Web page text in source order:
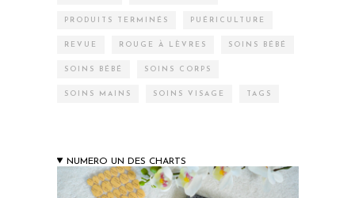
PRODUITS TERMINÉS PUÉRICULTURE
REVUE ROUGE À LÈVRES SOINS BÉBÉ
SOINS BÉBÉ SOINS CORPS
SOINS MAINS SOINS VISAGE TAGS
NUMERO UN DES CHARTS